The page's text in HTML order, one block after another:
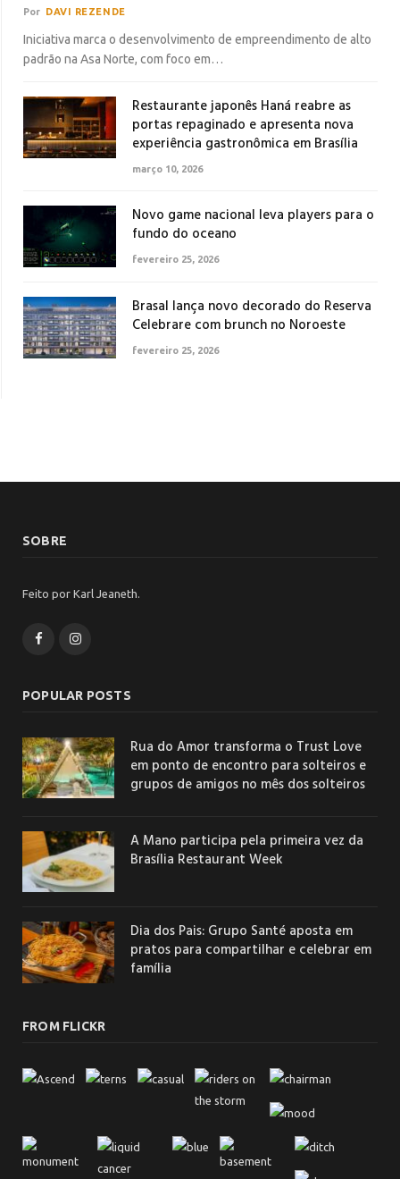
Por DAVI REZENDE
Iniciativa marca o desenvolvimento de empreendimento de alto
padrão na Asa Norte, com foco em…
Restaurante japonês Haná reabre as
portas repaginado e apresenta nova
experiência gastronômica em Brasília
março 10, 2026
Novo game nacional leva players para o
fundo do oceano
fevereiro 25, 2026
Brasal lança novo decorado do Reserva
Celebrare com brunch no Noroeste
fevereiro 25, 2026
SOBRE
Feito por Karl Jeaneth.
FacebookInstagram
POPULAR POSTS
Rua do Amor transforma o Trust Love
em ponto de encontro para solteiros e
grupos de amigos no mês dos solteiros
A Mano participa pela primeira vez da
Brasília Restaurant Week
Dia dos Pais: Grupo Santé aposta em
pratos para compartilhar e celebrar em
família
FROM FLICKR